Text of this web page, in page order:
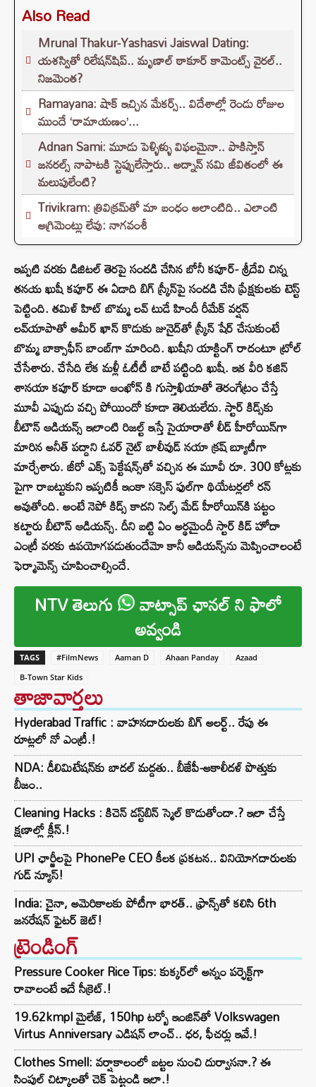
Also Read
Mrunal Thakur-Yashasvi Jaiswal Dating:
యశస్వితో రిలేషన్‌షిప్.. మృణాల్ ఠాకూర్ కామెంట్స్ వైరల్..
నిజమెంత?
Ramayana: షాక్ ఇచ్చిన మేకర్స్.. విదేశాల్లో రెండు రోజుల
ముందే ‘రామాయణం’...
Adnan Sami: మూడు పెళ్ళిళ్ళు విఫలమైనా.. పాకిస్తాన్
జనరల్స్ నాపాటకి స్టెప్పులేస్తారు.. అద్నాన్ సమి జీవితంలో ఈ
మలుపులేంటి?
Trivikram: త్రివిక్రమ్‌తో మా బంధం అలాంటిది.. ఎలాంటి
అగ్రిమెంట్లు లేవు: నాగవంశీ
ఇప్పటి వరకు డిజిటల్ తెరపై సందడి చేసిన బోనీ కపూర్- శ్రీదేవి చిన్న
తనయ ఖుషీ కపూర్ ఈ ఏడాది బిగ్ స్క్రీన్‌పై సందడి చేసి ప్రేక్షకులకు టెస్ట్
పెట్టింది. తమిళ్ హిట్ బొమ్మ లవ్ టుడే హిందీ రీమేక్ వర్షన్
లవ్‌యాపాతో అమీర్ ఖాన్ కొడుకు జునైద్‌తో స్క్రీన్ షేర్ చేసుకుంటే
బొమ్మ బాక్సాఫీస్ బాంబ్‌గా మారింది. ఖుషీని యాక్టింగ్ రాదంటూ ట్రోల్
చేసేశారు. చేసేది లేక మళ్లీ ఓటీటీ బాటే పట్టింది ఖుషీ. ఇక వీరి కజిన్
శానయా కపూర్ కూడా ఆంఖోన్ కి గుస్తాఖియాతో తెరంగేట్రం చేస్తే
మూవీ ఎప్పుడు వచ్చి పోయిందో కూడా తెలియలేదు. స్టార్ కిడ్స్‌కు
బీటౌన్ ఆడియన్స్ ఇలాంటి రిజల్ట్ ఇస్తే సైయారాతో లీడ్ హీరోయిన్‌గా
మారిన అనీత్ పద్దాని ఓవర్ నైట్ బాలీవుడ్ నయా క్రష్ బ్యూటీగా
మార్చేశారు. జీరో ఎక్స్ పెక్టేషన్స్‌తో వచ్చిన ఈ మూవీ రూ. 300 కోట్లకు
పైగా రాబట్టుకుని ఇప్పటికీ ఇంకా సక్సెస్ ఫుల్‌గా థియేటర్లలో రన్
అవుతోంది. అంటే నెపో కిడ్స్ కాదని సెల్ఫ్ మేడ్ హీరోయిన్‌కి పట్టం
కట్టారు బీటౌన్ ఆడియన్స్. దీని బట్టి ఏం అర్థమైందీ స్టార్ కిడ్ హోదా
ఎంట్రీ వరకు ఉపయోగపడుతుందేమో కానీ ఆడియన్స్‌ను మెప్పించాలంటే
ఫెర్మామెన్స్ చూపించాల్సిందే.
NTV తెలుగు వాట్సాప్ ఛానల్ ని ఫాలో
అవ్వండి
TAGS #FilmNews Aaman D Ahaan Panday
Azaad
B-Town Star Kids
తాజావార్తలు
Hyderabad Traffic : వాహనదారులకు బిగ్ అలర్ట్.. రేపు ఈ
రూట్లలో నో ఎంట్రీ.!
NDA: డీలిమిటేషన్‌కు బాదల్ మద్దతు.. బీజేపీ-అకాలీదళ్ పొత్తుకు
బీజం..
Cleaning Hacks : కిచెన్ డస్ట్‌బిన్ స్మెల్ కొడుతోందా.? ఇలా చేస్తే
క్షణాల్లో క్లీన్.!
UPI ఛార్జీలపై PhonePe CEO కీలక ప్రకటన.. వినియోగదారులకు
గుడ్ న్యూస్!
India: చైనా, అమెరికాలకు పోటీగా భారత్.. ఫ్రాన్స్‌తో కలిసి 6th
జనరేషన్ ఫైటర్ జెట్!
ట్రెండింగ్‌
Pressure Cooker Rice Tips: కుక్కర్‌లో అన్నం పర్ఫెక్ట్‌గా
రావాలంటే ఇదే సీక్రెట్.!
19.62kmpl మైలేజ్, 150hp టర్బో ఇంజిన్‌తో Volkswagen
Virtus Anniversary ఎడిషన్ లాంచ్.. ధర, ఫీచర్లు ఇవే.!
Clothes Smell: వర్షాకాలంలో బట్టల నుంచి దుర్వాసనా.? ఈ
సింపుల్ చిట్కాలతో చెక్ పెట్టండి ఇలా.!